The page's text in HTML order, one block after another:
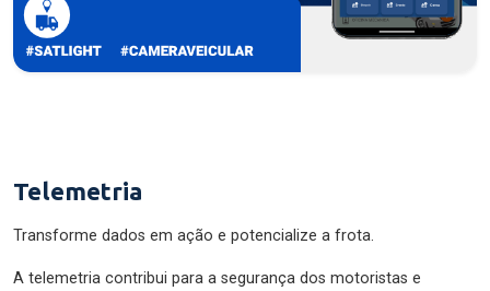
Telemetria
Transforme dados em ação e potencialize a frota.
A telemetria contribui para a segurança dos motoristas e